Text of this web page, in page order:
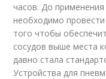
часов. До
необходимо
того чтобы
сосудов выше места
давно стала
Устройства для